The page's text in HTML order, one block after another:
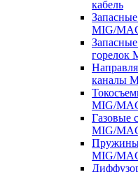
кабель
MIG/
горелок
каналы
MIG/
Газовые
MIG/
Пружины
MIG/